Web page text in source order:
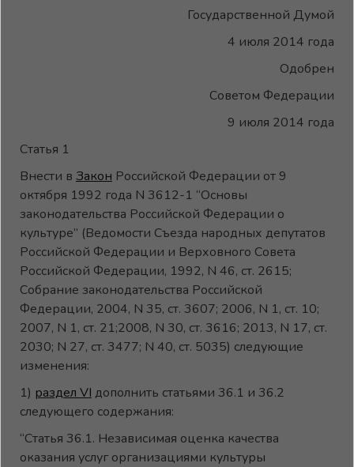
Государственной Думой
4 июля 2014 года
Одобрен
Советом Федерации
9 июля 2014 года
Статья 1
Внести в Закон Российской Федерации от 9
октября 1992 года N 3612-1 “Основы
законодательства Российской Федерации о
культуре” (Ведомости Съезда народных депутатов
Российской Федерации и Верховного Совета
Российской Федерации, 1992, N 46, ст. 2615;
Собрание законодательства Российской
Федерации, 2004, N 35, ст. 3607; 2006, N 1, ст. 10;
2007, N 1, ст. 21;2008, N 30, ст. 3616; 2013, N 17, ст.
2030; N 27, ст. 3477; N 40, ст. 5035) следующие
изменения:
1) раздел VI дополнить статьями 36.1 и 36.2
следующего содержания:
“Статья 36.1. Независимая оценка качества
оказания услуг организациями культуры